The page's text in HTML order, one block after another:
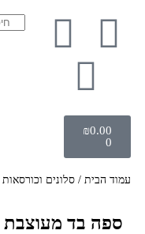
₪0.00
עמוד הבית/ סלונים וכורסאות/
ספה בד מעוצבת MW-35